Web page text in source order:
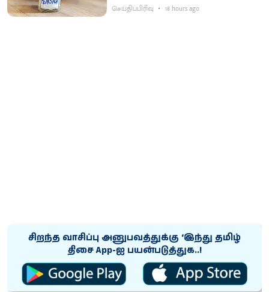
செய்திப்பிரிவு 18 hours ago
சிறந்த வாசிப்பு அனுபவத்துக்கு ‘இந்து தமிழ்
திசை App-ஐ பயன்படுத்துக..!